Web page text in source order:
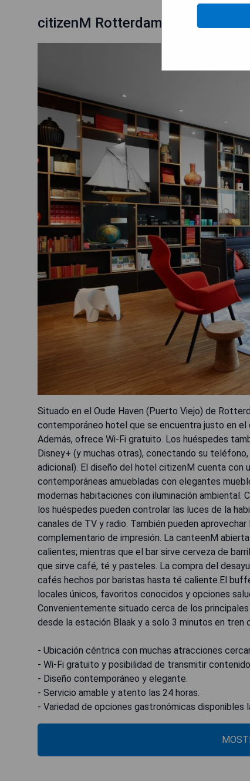
citizenM Rotterdam
Situado en el Oude Haven (Puerto Viejo) de
contemporáneo hotel que se encuentra justo en
Además, ofrece Wi-Fi gratuito. Los huéspedes
Disney+ (y muchas otras), conectando su
adicional). El diseño del hotel citizenM cuenta con
contemporáneas amuebladas con elegantes
modernas habitaciones con iluminación
los huéspedes pueden controlar las luces de la
canales de TV y radio. También pueden
complementario de impresión. La canteenM
calientes; mientras que el bar sirve cerveza de
que sirve café, té y pasteles. La compra del
cafés hechos por baristas hasta té caliente.El
locales únicos, favoritos conocidos y opciones
Convenientemente situado cerca de los
desde la estación Blaak y a solo 3 minutos en tren
- Ubicación céntrica con muchas atracciones
- Wi-Fi gratuito y posibilidad de transmitir
- Diseño contemporáneo y elegante.
- Servicio amable y atento las 24 horas.
- Variedad de opciones gastronómicas disponibles